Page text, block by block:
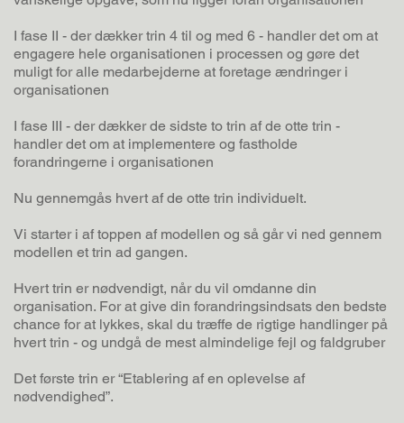
I fase II - der dækker trin 4 til og med 6 - handler det om at
engagere hele organisationen i processen og gøre det
muligt for alle medarbejderne at foretage ændringer i
organisationen
I fase III - der dækker de sidste to trin af de otte trin -
handler det om at implementere og fastholde
forandringerne i organisationen
Nu gennemgås hvert af de otte trin individuelt.
Vi starter i af toppen af modellen og så går vi ned gennem
modellen et trin ad gangen.
Hvert trin er nødvendigt, når du vil omdanne din
organisation. For at give din forandringsindsats den bedste
chance for at lykkes, skal du træffe de rigtige handlinger på
hvert trin - og undgå de mest almindelige fejl og faldgruber
Det første trin er “Etablering af en oplevelse af
nødvendighed”.